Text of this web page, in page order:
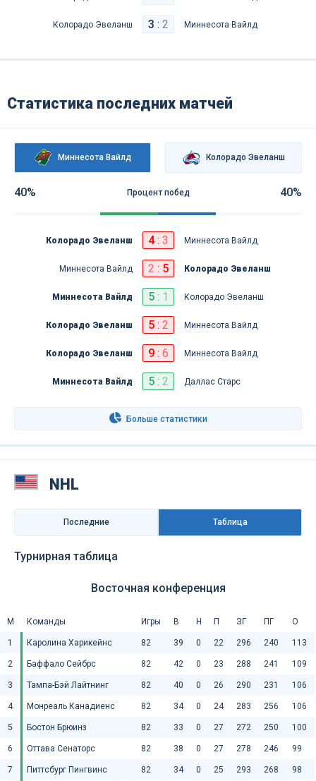
Колорадо Эвеланш 3 : 2 Миннесота Вайлд
Статистика последних матчей
Миннесота Вайлд Колорадо Эвеланш
40% Процент побед 40%
Колорадо Эвеланш 4: 3 Миннесота Вайлд
Миннесота Вайлд 2 : 5 Колорадо Эвеланш
Миннесота Вайлд 5: 1 Колорадо Эвеланш
Колорадо Эвеланш 5: 2 Миннесота Вайлд
Колорадо Эвеланш 9: 6 Миннесота Вайлд
Миннесота Вайлд 5: 2 Даллас Старс
Больше статистики
NHL
Последниe Таблица
Турнирная таблица
Восточная конференция
М Команды Игры В Н П ЗГ ПГ О
1 Каролина Харикейнс 82 39 0 22 296 240 113
2 Баффало Сейбрс 82 42 0 23 288 241 109
3 Тампа-Бэй Лайтнинг 82 40 0 26 290 231 106
4 Монреаль Канадиенс 82 34 0 24 283 256 106
5 Бостон Брюинз 82 33 0 27 272 250 100
6 Оттава Сенаторс 82 38 0 27 278 246 99
7 Питтсбург Пингвинс 82 34 0 25 293 268 98